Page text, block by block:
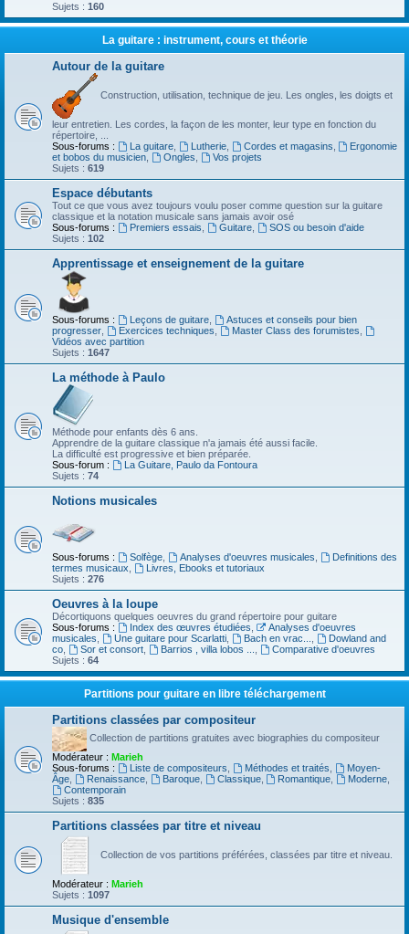
Sujets : 160
La guitare : instrument, cours et théorie
Autour de la guitare
Construction, utilisation, technique de jeu. Les ongles, les doigts et
leur entretien. Les cordes, la façon de les monter, leur type en fonction du
répertoire, ...
Sous-forums :
La guitare, Lutherie, Cordes et magasins
Ergonomie
et bobos du musicien
Ongles
Vos projets
Sujets : 619
Espace débutants
Tout ce que vous avez toujours voulu poser comme question sur la guitare
classique et la notation musicale sans jamais avoir osé
Sous-forums :
Premiers essais Guitare,
SOS ou besoin d'aide
Sujets : 102
Apprentissage et enseignement de la guitare
Sous-forums : Leçons de guitare,
Astuces et conseils pour bien
progresser
Exercices techniques Master Class des forumistes
Vidéos avec partition
Sujets : 1647
La méthode à Paulo
Méthode pour enfants dès 6 ans.
Apprendre de la guitare classique n'a jamais été aussi facile.
La difficulté est progressive et bien préparée.
Sous-forum :
La Guitare, Paulo da Fontoura
Sujets : 74
Notions musicales
Sous-forums : Solfège, Analyses d'oeuvres musicales
Definitions des
termes musicaux
Livres, Ebooks et tutoriaux
Sujets : 276
Oeuvres à la loupe
Décortiquons quelques oeuvres du grand répertoire pour guitare
Sous-forums :
Index des œuvres étudiées
Analyses d'oeuvres
musicales
Une guitare pour Scarlatti, Bach en vrac...
Dowland and
co
Sor et consort, Barrios , villa lobos ...
Comparative d'oeuvres
Sujets : 64
Partitions pour guitare en libre téléchargement
Partitions classées par compositeur
Collection de partitions gratuites avec biographies du compositeur
Modérateur : Marieh
Sous-forums :
Liste de compositeurs Méthodes et traités
Moyen-
Âge
Renaissance, Baroque, Classique, Romantique Moderne
Contemporain
Sujets : 835
Partitions classées par titre et niveau
Collection de vos partitions préférées, classées par titre et niveau.
Modérateur : Marieh
Sujets : 1097
Musique d'ensemble